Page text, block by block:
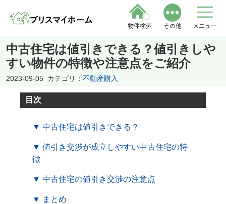
物件検索 その他 メニュー
中古住宅は値引きできる？値引きしや
すい物件の特徴や注意点をご紹介
2023-09-05 カテゴリ： 不動産購入
目次
▼ 中古住宅は値引きできる？
▼ 値引き交渉が成立しやすい中古住宅の特
徴
▼ 中古住宅の値引き交渉の注意点
▼ まとめ